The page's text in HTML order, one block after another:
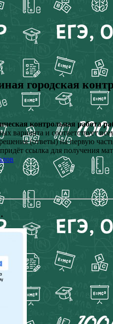
городская
контрольная работа
варианта и соответствует
(ответы) на первую
ссылка для получения